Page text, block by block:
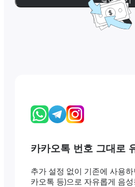
카카오톡 번호 그대로
추가 설정 없이 기존에 사용
카오톡 등)으로 자유롭게 음